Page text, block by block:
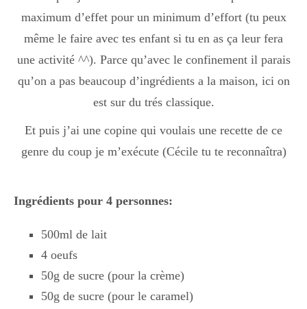
maximum d’effet pour un minimum d’effort (tu peux
même le faire avec tes enfant si tu en as ça leur fera
une activité ^^). Parce qu’avec le confinement il parais
qu’on a pas beaucoup d’ingrédients a la maison, ici on
est sur du trés classique.
Et puis j’ai une copine qui voulais une recette de ce
genre du coup je m’exécute (Cécile tu te reconnaîtra)
Ingrédients pour 4 personnes:
500ml de lait
4 oeufs
50g de sucre (pour la crème)
50g de sucre (pour le caramel)